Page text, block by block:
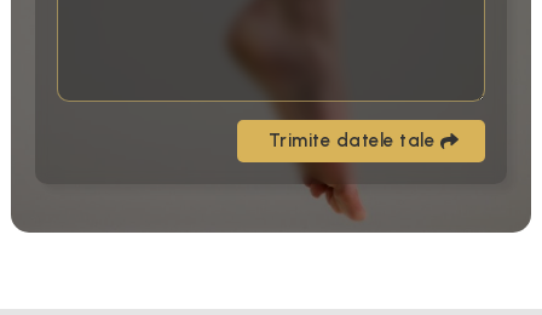
Trimite datele tale